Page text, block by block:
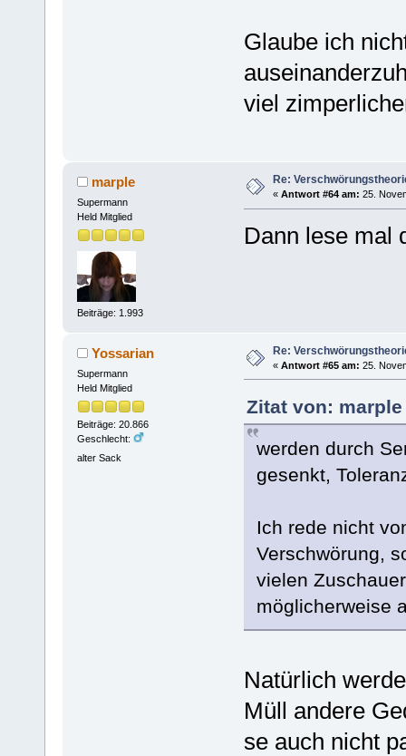
Glaube ich
viel
marple
Supermann
Held Mitglied
Beiträge: 1.993
Re:
« Antwort #64 am: 25.
Dann lese mal
Yossarian
Supermann
Held Mitglied
Beiträge: 20.866
Geschlecht:
alter Sack
Re:
« Antwort #65 am: 25.
Zitat von: marple
werden durch
gesenkt,
Ich rede nicht
Verschwörung,
vielen
möglicherweise
Natürlich
Müll andere
se auch nicht